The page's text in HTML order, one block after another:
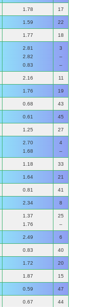
1.78 17
1.59 22
1.77 18
2.81
2.82
0.83
3
–
–
2.16 11
1.76 19
0.68 43
0.61 45
1.25 27
2.70
1.68
4
–
1.18 33
1.64 21
0.81 41
2.34 8
1.37
1.76
25
–
2.49 6
0.83 40
1.72 20
1.87 15
0.59 47
0.67 44